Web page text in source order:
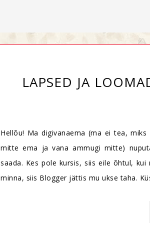
LAPSED JA
Hellõu! Ma digivanaema (ma ei tea,
mitte ema ja vana ammugi mitte)
saada. Kes pole kursis, siis eile õhtul,
minna, siis Blogger jättis mu ukse taha.